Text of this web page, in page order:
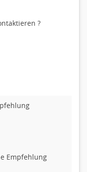
?
Empfehlung